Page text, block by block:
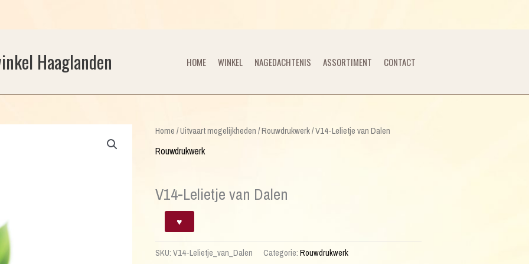
Haaglanden HOME WINKEL NAGEDACHTENIS ASSORTIMENT CONTACT
Home /Uitvaart mogelijkheden /Rouwdrukwerk/ V14-Lelietje van Dalen
Rouwdrukwerk
V14-Lelietje van Dalen
Lelietje
van
Dalen
♥
SKU:V14-Lelietje_van_Dalen Categorie:Rouwdrukwerk